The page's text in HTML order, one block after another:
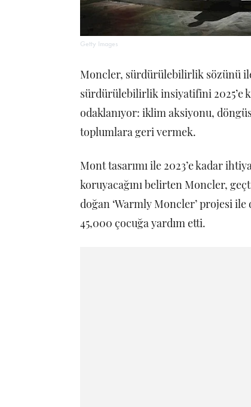
Getty Images
Moncler, sürdürülebilirlik sözünü
sürdürülebilirlik insiyatifini 2025’e
odaklanıyor: iklim aksiyonu,
toplumlara geri vermek.
Mont tasarımı ile 2023’e kadar
koruyacağını belirten Moncler,
doğan ‘Warmly Moncler’ projesi
45,000 çocuğa yardım etti.